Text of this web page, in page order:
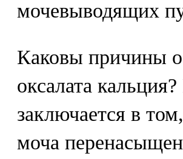
мочевыводящих
Каковы причины
оксалата
заключается в
моча